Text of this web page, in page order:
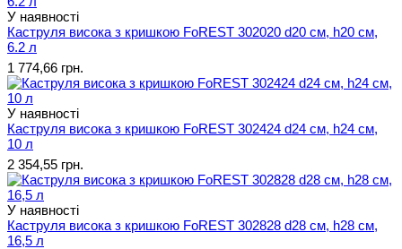
У наявності
Каструля висока з кришкою FoREST 302020 d20 см, h20 см,
6.2 л
1 774,66 грн.
У наявності
Каструля висока з кришкою FoREST 302424 d24 см, h24 см,
10 л
2 354,55 грн.
У наявності
Каструля висока з кришкою FoREST 302828 d28 см, h28 см,
16,5 л